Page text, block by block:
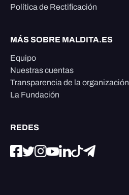
Política de Rectificación
MÁS SOBRE MALDITA.ES
Equipo
Nuestras cuentas
Transparencia de la organización
La Fundación
REDES